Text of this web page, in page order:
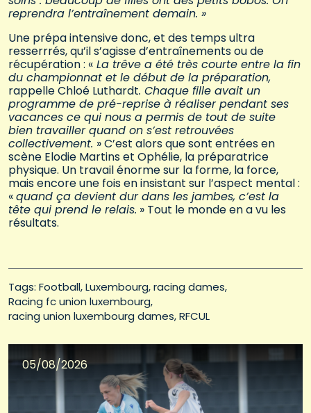
reprendra l’entraînement demain. »
Une prépa intensive donc, et des temps ultra
resserrrés, qu’il s’agisse d’entraînements ou de
récupération : « La trêve a été très courte entre la fin
du championnat et le début de la préparation,
rappelle Chloé Luthardt. Chaque fille avait un
programme de pré-reprise à réaliser pendant ses
vacances ce qui nous a permis de tout de suite
bien travailler quand on s’est retrouvées
collectivement. » C’est alors que sont entrées en
scène Elodie Martins et Ophélie, la préparatrice
physique. Un travail énorme sur la forme, la force,
mais encore une fois en insistant sur l’aspect mental :
«quand ça devient dur dans les jambes, c’est la
tête qui prend le relais. » Tout le monde en a vu les
résultats.
Tags: Football Luxembourg racing dames
Racing fc union luxembourg
racing union luxembourg dames RFCUL
05/08/2026